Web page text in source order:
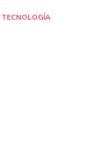
TECNOLOGÍA